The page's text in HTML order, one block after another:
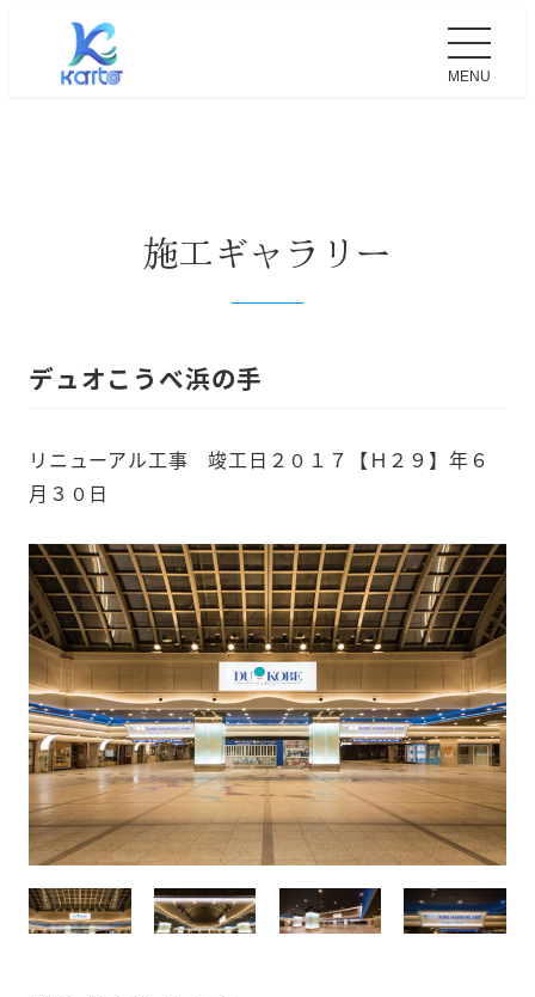
MENU
施工ギャラリー
デュオこうべ浜の手
リニューアル工事 竣工日２０１７【Ｈ２９】年６
月３０日